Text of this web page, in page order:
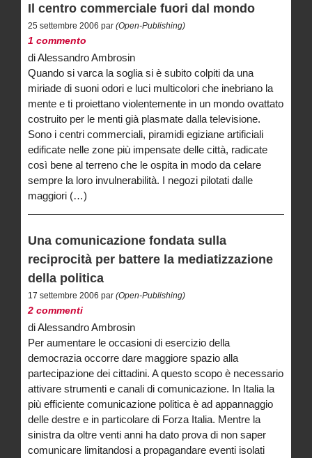
Il centro commerciale fuori dal mondo
25 settembre 2006 par (Open-Publishing)
1 commento
di Alessandro Ambrosin
Quando si varca la soglia si è subito colpiti da una
miriade di suoni odori e luci multicolori che inebriano la
mente e ti proiettano violentemente in un mondo ovattato
costruito per le menti già plasmate dalla televisione.
Sono i centri commerciali, piramidi egiziane artificiali
edificate nelle zone più impensate delle città, radicate
così bene al terreno che le ospita in modo da celare
sempre la loro invulnerabilità. I negozi pilotati dalle
maggiori (…)
Una comunicazione fondata sulla
reciprocità per battere la mediatizzazione
della politica
17 settembre 2006 par (Open-Publishing)
2 commenti
di Alessandro Ambrosin
Per aumentare le occasioni di esercizio della
democrazia occorre dare maggiore spazio alla
partecipazione dei cittadini. A questo scopo è necessario
attivare strumenti e canali di comunicazione. In Italia la
più efficiente comunicazione politica è ad appannaggio
delle destre e in particolare di Forza Italia. Mentre la
sinistra da oltre venti anni ha dato prova di non saper
comunicare limitandosi a propagandare eventi isolati